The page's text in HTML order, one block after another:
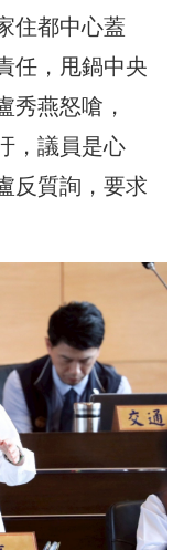
住都中心蓋
任，甩鍋中央
秀燕怒嗆，
，議員是心
反質詢，要求